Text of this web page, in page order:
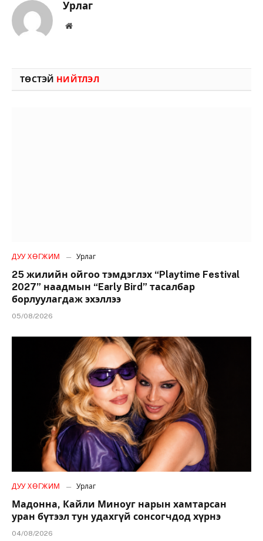
Урлаг
Вэбсайт
ТӨСТЭЙ НИЙТЛЭЛ
ДУУ ХӨГЖИМ Урлаг
25 жилийн ойгоо тэмдэглэх “Playtime Festival
2027” наадмын “Early Bird” тасалбар
борлуулагдаж эхэллээ
05/08/2026
ДУУ ХӨГЖИМ Урлаг
Мадонна, Кайли Миноуг нарын хамтарсан
уран бүтээл тун удахгүй сонсогчдод хүрнэ
04/08/2026